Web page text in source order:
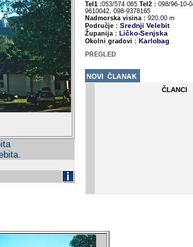
Tel1 :053/574 065 Tel2 : 098/96-10-
9610042, 098-9378165
Nadmorska visina : 920.00 m
Područje : Srednji Velebit
Županija : Ličko-Senjska
Okolni gradovi : Karlobag
PREGLED
ČLANCI